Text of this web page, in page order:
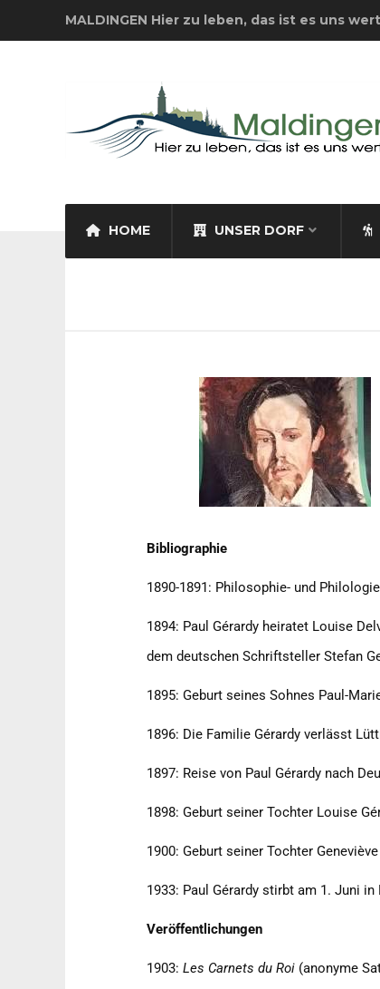
MALDINGEN Hier zu leben, das ist es uns
HOME UNSER DORF
Bibliographie
1890-1891: Philosophie- und
1894: Paul Gérardy heiratet Louise
dem deutschen Schriftsteller Stefan
1895: Geburt seines Sohnes Paul-
1896: Die Familie Gérardy verlässt
1897: Reise von Paul Gérardy nach
1898: Geburt seiner Tochter Louise
1900: Geburt seiner Tochter
1933: Paul Gérardy stirbt am 1. Juni in
Veröffentlichungen
1903: Les Carnets du Roi (anonyme